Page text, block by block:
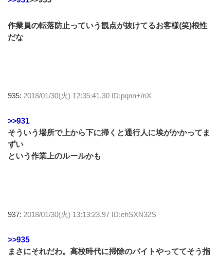
作業員の転落防止っていう観点が抜けてるお客様(笑)根性
だな
935: 2018/01/30(火) 12:35:41.30 ID:pqnn+/nX
>>931
そういう場所で上から下に掃くと通行人に埃がかかってま
ずい
という作業上のルールかも
937: 2018/01/30(火) 13:13:23.97 ID:ehSXN32S
>>935
まさにそれだわ。高校時代に掃除のバイトやっててそう指